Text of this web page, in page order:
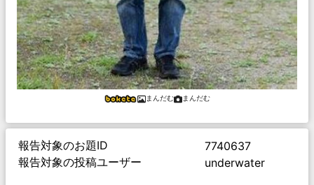
まんだむ まんだむ
報告対象のお題ID
7740637
報告対象の投稿ユーザー
underwater